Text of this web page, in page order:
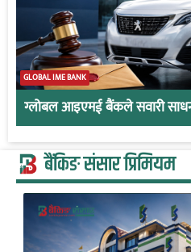
GLOBAL IME BANK
ग्लोबल आइएमई बैंकले सवारी साधन
बैंकिङ संसार प्रिमियम